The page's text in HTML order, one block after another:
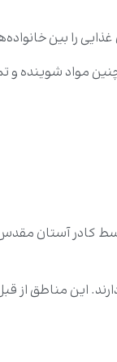
را بین
مواد شوینده و
کادر آستان
این مناطق از